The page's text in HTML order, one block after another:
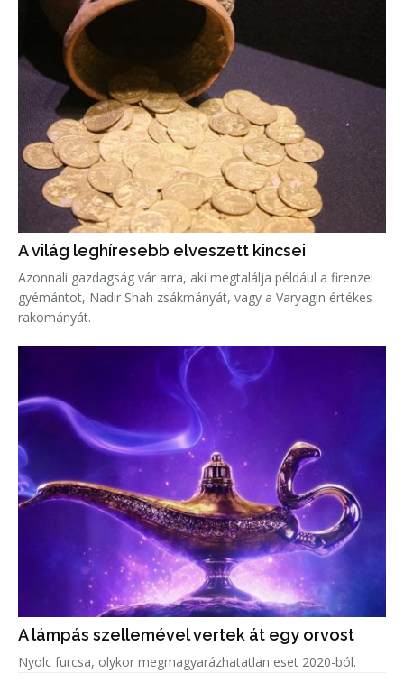
A világ leghíresebb elveszett kincsei
Azonnali gazdagság vár arra, aki megtalálja például a firenzei
gyémántot, Nadir Shah zsákmányát, vagy a Varyagin értékes
rakományát.
A lámpás szellemével vertek át egy orvost
Nyolc furcsa, olykor megmagyarázhatatlan eset 2020-ból.